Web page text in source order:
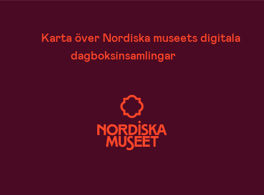
Karta över Nordiska museets digitala
dagboksinsamlingar